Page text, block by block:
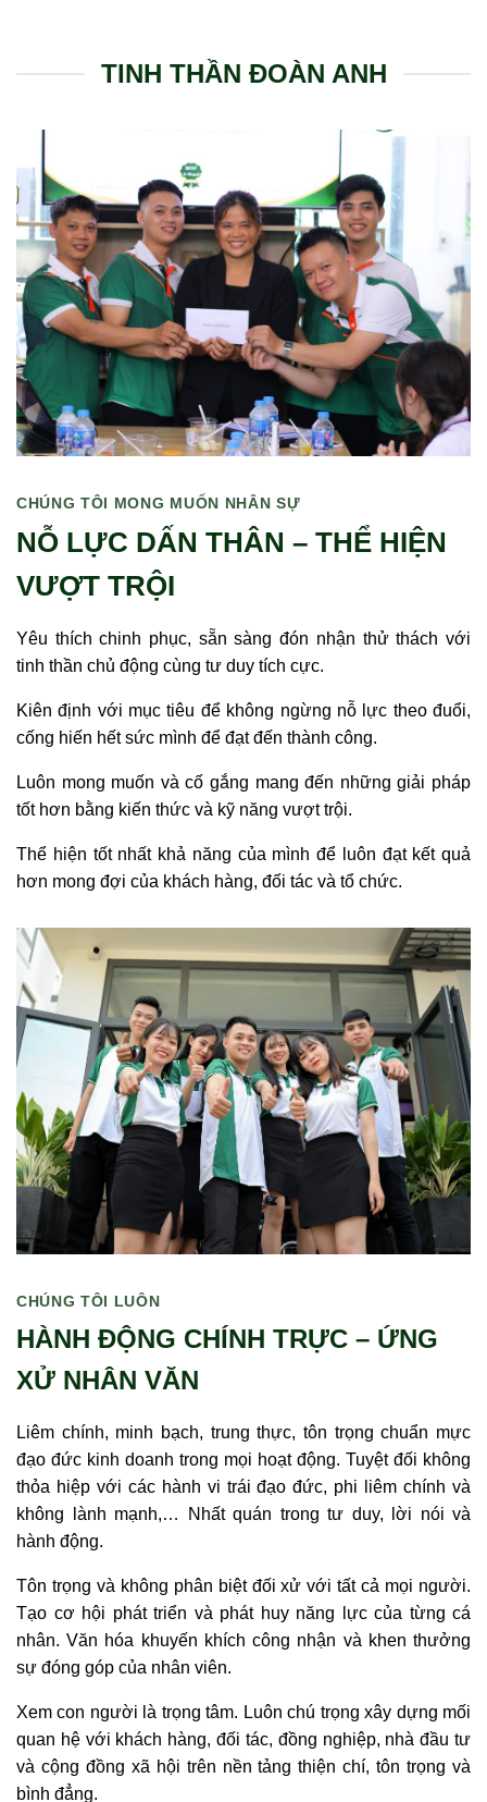
TINH THẦN ĐOÀN ANH
CHÚNG TÔI MONG MUỐN NHÂN SỰ
NỖ LỰC DẤN THÂN – THỂ HIỆN
VƯỢT TRỘI
Yêu thích chinh phục, sẵn sàng đón nhận thử thách với
tinh thần chủ động cùng tư duy tích cực.
Kiên định với mục tiêu để không ngừng nỗ lực theo đuổi,
cống hiến hết sức mình để đạt đến thành công.
Luôn mong muốn và cố gắng mang đến những giải pháp
tốt hơn bằng kiến thức và kỹ năng vượt trội.
Thể hiện tốt nhất khả năng của mình để luôn đạt kết quả
hơn mong đợi của khách hàng, đối tác và tổ chức.
CHÚNG TÔI LUÔN
HÀNH ĐỘNG CHÍNH TRỰC – ỨNG
XỬ NHÂN VĂN
Liêm chính, minh bạch, trung thực, tôn trọng chuẩn mực
đạo đức kinh doanh trong mọi hoạt động. Tuyệt đối không
thỏa hiệp với các hành vi trái đạo đức, phi liêm chính và
không lành mạnh,… Nhất quán trong tư duy, lời nói và
hành động.
Tôn trọng và không phân biệt đối xử với tất cả mọi người.
Tạo cơ hội phát triển và phát huy năng lực của từng cá
nhân. Văn hóa khuyến khích công nhận và khen thưởng
sự đóng góp của nhân viên.
Xem con người là trọng tâm. Luôn chú trọng xây dựng mối
quan hệ với khách hàng, đối tác, đồng nghiệp, nhà đầu tư
và cộng đồng xã hội trên nền tảng thiện chí, tôn trọng và
bình đẳng.